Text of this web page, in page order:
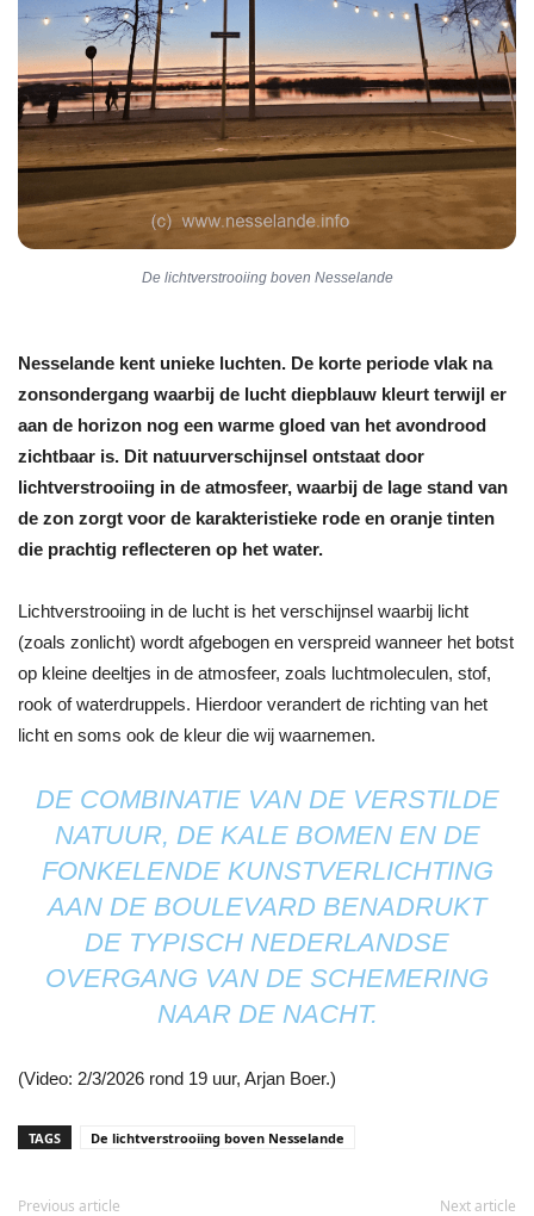
De lichtverstrooiing boven Nesselande
Nesselande kent unieke luchten. De korte periode vlak na
zonsondergang waarbij de lucht diepblauw kleurt terwijl er
aan de horizon nog een warme gloed van het avondrood
zichtbaar is. Dit natuurverschijnsel ontstaat door
lichtverstrooiing in de atmosfeer, waarbij de lage stand van
de zon zorgt voor de karakteristieke rode en oranje tinten
die prachtig reflecteren op het water.
Lichtverstrooiing in de lucht is het verschijnsel waarbij licht
(zoals zonlicht) wordt afgebogen en verspreid wanneer het botst
op kleine deeltjes in de atmosfeer, zoals luchtmoleculen, stof,
rook of waterdruppels. Hierdoor verandert de richting van het
licht en soms ook de kleur die wij waarnemen.
DE COMBINATIE VAN DE VERSTILDE
NATUUR, DE KALE BOMEN EN DE
FONKELENDE KUNSTVERLICHTING
AAN DE BOULEVARD BENADRUKT
DE TYPISCH NEDERLANDSE
OVERGANG VAN DE SCHEMERING
NAAR DE NACHT.
(Video: 2/3/2026 rond 19 uur, Arjan Boer.)
TAGS De lichtverstrooiing boven Nesselande
Previous article Next article